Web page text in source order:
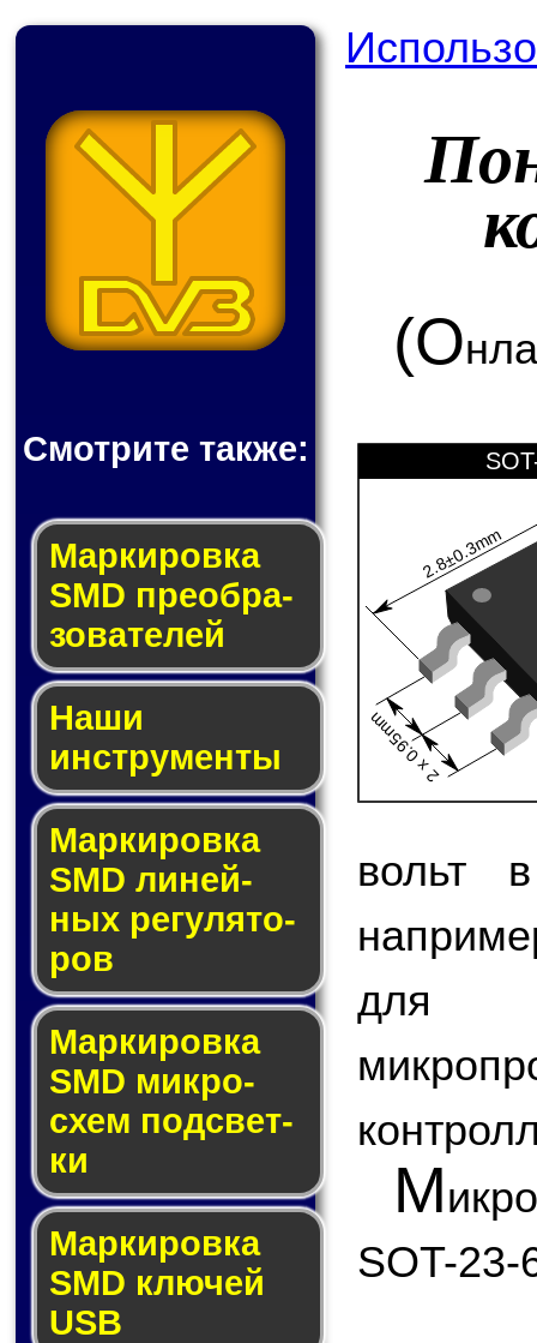
Смотрите также:
Мар­ки­ров­ка
SMD пре­об­ра­
зо­ва­те­лей
Наши
инструменты
Маркировка
SMD ли­ней­
ных ре­гу­ля­то­
ров
Маркировка
SMD мик­ро­
схем под­свет­
ки
Маркировка
SMD клю­чей
USB
(О
2.8±0.3mm
2 x 0.95mm
вольт
для
М
SOT-23-